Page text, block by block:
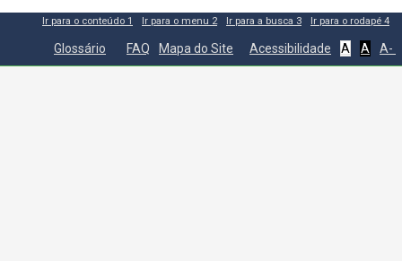
Ir para o conteúdo 1 Ir para o menu 2 Ir para a busca 3 Ir para o rodapé 4
Glossário FAQ Mapa do Site Acessibilidade A A A-